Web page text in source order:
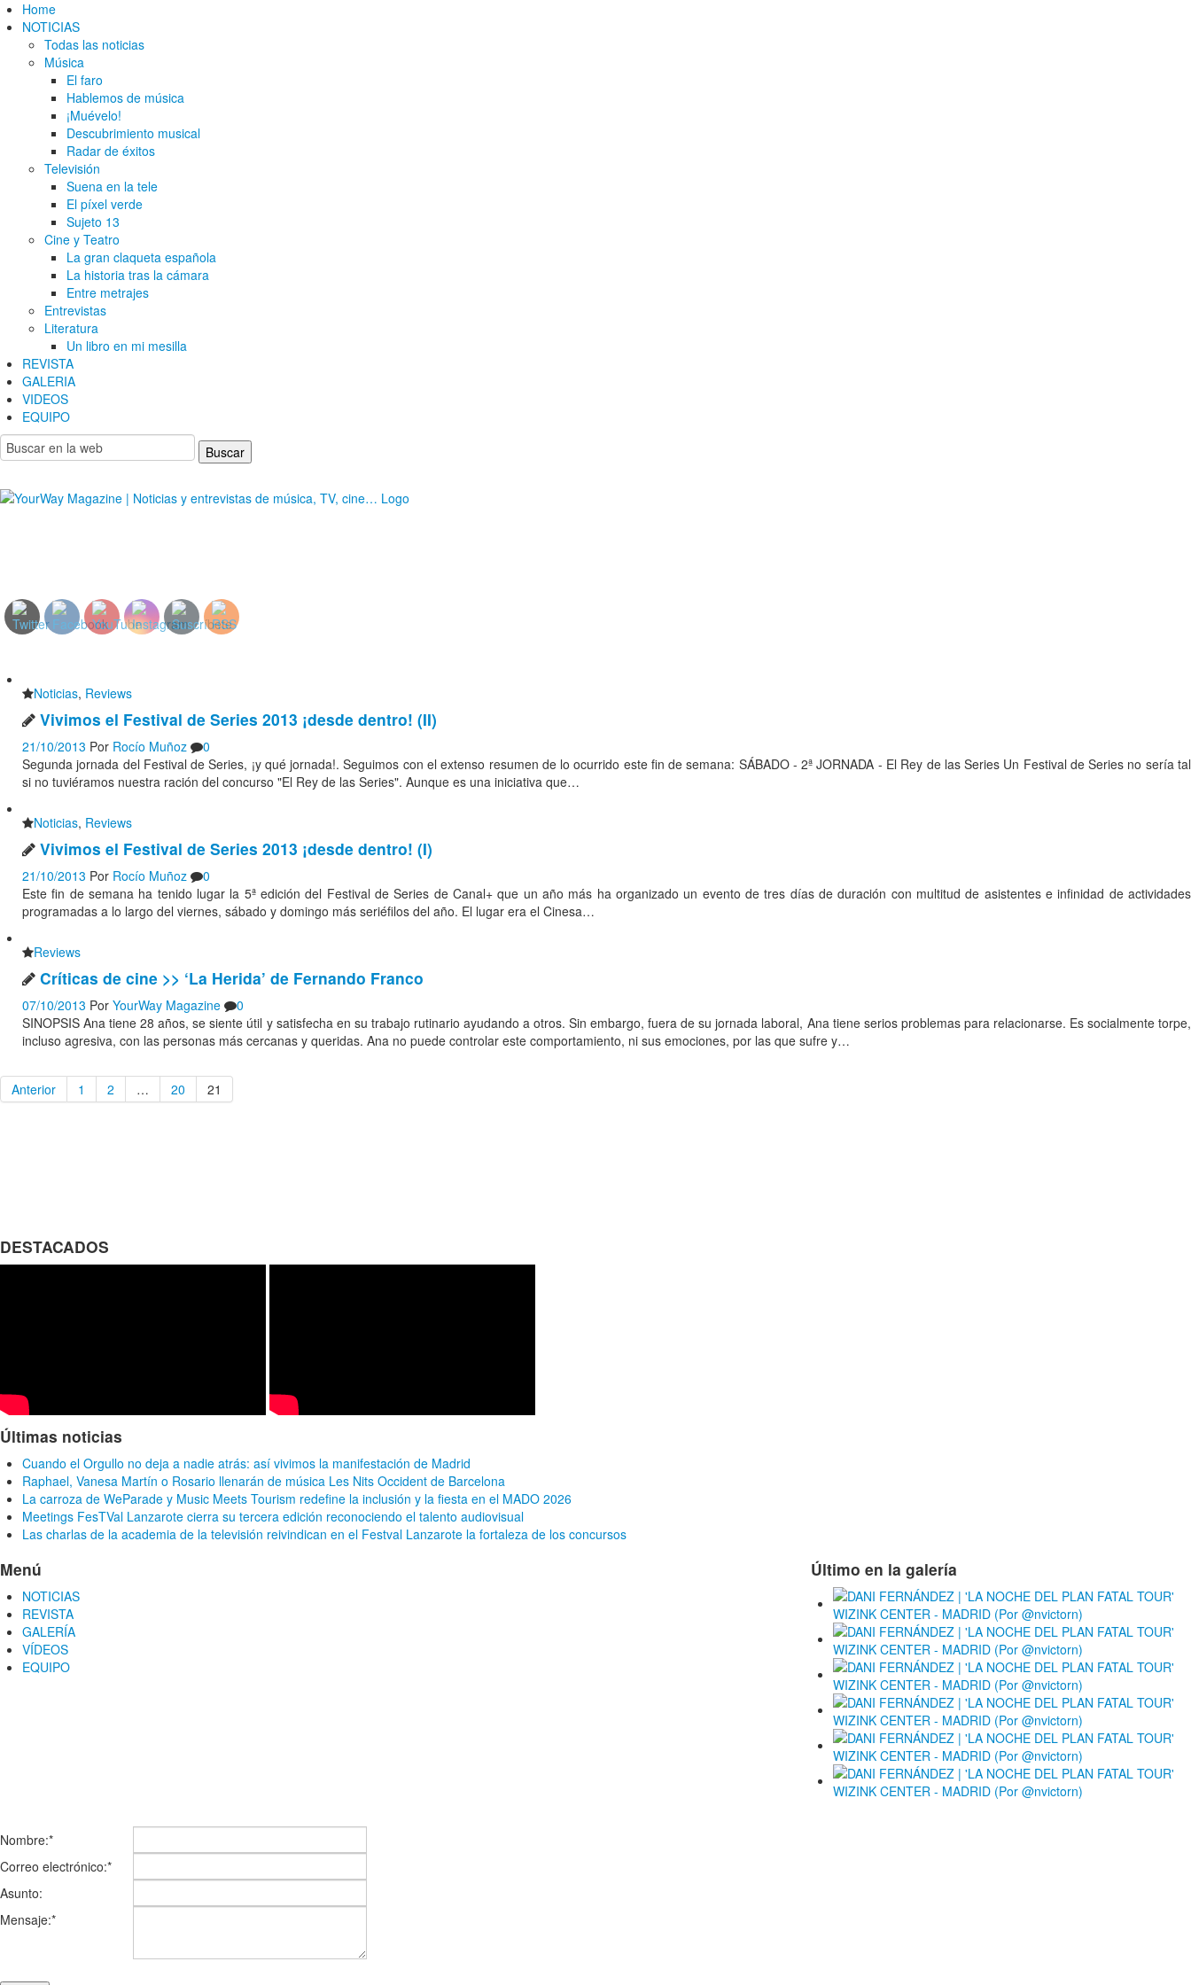
Home
NOTICIAS
Todas las noticias
Música
El faro
Hablemos de música
¡Muévelo!
Descubrimiento musical
Radar de éxitos
Televisión
Suena en la tele
El píxel verde
Sujeto 13
Cine y Teatro
La gran claqueta española
La historia tras la cámara
Entre metrajes
Entrevistas
Literatura
Un libro en mi mesilla
REVISTA
GALERIA
VIDEOS
EQUIPO
Noticias, Reviews
Vivimos el Festival de Series 2013 ¡desde dentro! (II)
21/10/2013 Por Rocío Muñoz
0
Segunda jornada del Festival de Series, ¡y qué jornada!. Seguimos con el extenso resumen de lo ocurrido este fin de semana: SÁBADO - 2ª JORNADA - El Rey de las Series Un Festival de Series no sería tal
si no tuviéramos nuestra ración del concurso "El Rey de las Series". Aunque es una iniciativa que…
Noticias, Reviews
Vivimos el Festival de Series 2013 ¡desde dentro! (I)
21/10/2013 Por Rocío Muñoz
0
Este fin de semana ha tenido lugar la 5ª edición del Festival de Series de Canal+ que un año más ha organizado un evento de tres días de duración con multitud de asistentes e infinidad de actividades
programadas a lo largo del viernes, sábado y domingo más seriéfilos del año. El lugar era el Cinesa…
Reviews
Críticas de cine >> ‘La Herida’ de Fernando Franco
07/10/2013 Por YourWay Magazine
0
SINOPSIS Ana tiene 28 años, se siente útil y satisfecha en su trabajo rutinario ayudando a otros. Sin embargo, fuera de su jornada laboral, Ana tiene serios problemas para relacionarse. Es socialmente torpe,
incluso agresiva, con las personas más cercanas y queridas. Ana no puede controlar este comportamiento, ni sus emociones, por las que sufre y…
Anterior 1 2 … 20 21
DESTACADOS
Últimas noticias
Cuando el Orgullo no deja a nadie atrás: así vivimos la manifestación de Madrid
Raphael, Vanesa Martín o Rosario llenarán de música Les Nits Occident de Barcelona
La carroza de WeParade y Music Meets Tourism redefine la inclusión y la fiesta en el MADO 2026
Meetings FesTVal Lanzarote cierra su tercera edición reconociendo el talento audiovisual
Las charlas de la academia de la televisión reivindican en el Festval Lanzarote la fortaleza de los concursos
Menú
NOTICIAS
REVISTA
GALERÍA
VÍDEOS
EQUIPO
Último en la galería
Nombre:*
Correo electrónico:*
Asunto:
Mensaje:*